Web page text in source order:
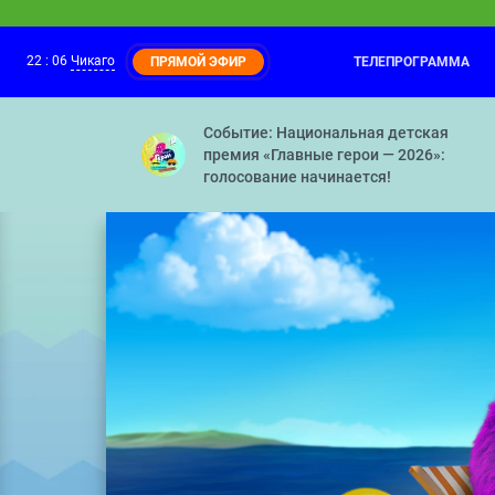
22:00
Ми-Ми-Мишки
День рождения Вали — Плохой Валя
22 : 06 Чикаго ПРЯМОЙ ЭФИР ТЕЛЕПРОГРАММА
Событие: Национальная детская
премия «Главные герои — 2026»:
голосование начинается!